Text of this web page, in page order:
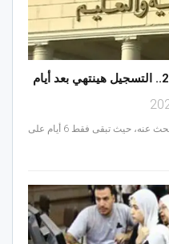
لينك استمارة الثانوية العامة 2023 يكثر البحث عنه، حيث تبقى فقط 6 أيام على